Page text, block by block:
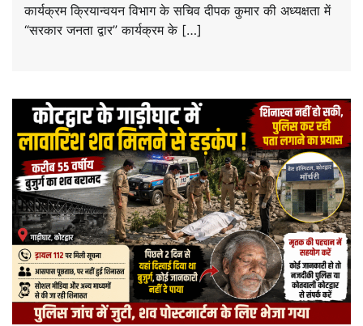
कार्यक्रम क्रियान्वयन विभाग के सचिव दीपक कुमार की अध्यक्षता में
“सरकार जनता द्वार” कार्यक्रम के […]